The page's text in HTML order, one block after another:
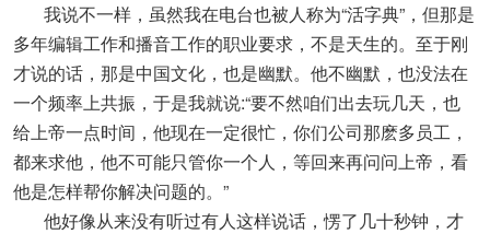
我说不一样，虽然我在电台也被人称为“活字典”，但那是
多年编辑工作和播音工作的职业要求，不是天生的。至于刚
才说的话，那是中国文化，也是幽默。他不幽默，也没法在
一个频率上共振，于是我就说:“要不然咱们出去玩几天，也
给上帝一点时间，他现在一定很忙，你们公司那麽多员工，
都来求他，他不可能只管你一个人，等回来再问问上帝，看
他是怎样帮你解决问题的。”
他好像从来没有听过有人这样说话，愣了几十秒钟，才